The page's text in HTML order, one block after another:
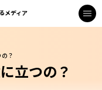
メディア
？
立つの？